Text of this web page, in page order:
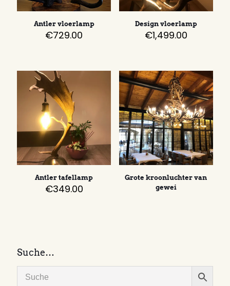
Antler vloerlamp
€729.00
Design vloerlamp
€1,499.00
Antler tafellamp
€349.00
Grote kroonluchter van
gewei
Suche…